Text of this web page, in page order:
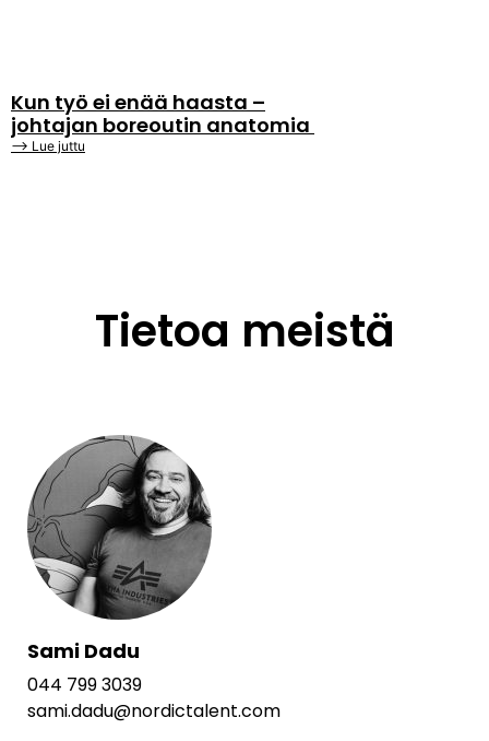
Kun työ ei enää haasta –
johtajan boreoutin anatomia
⟶ Lue juttu
Tietoa meistä
Sami Dadu
044 799 3039
sami.dadu@nordictalent.com